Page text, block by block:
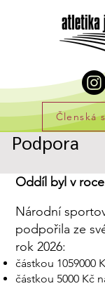
Členská
Podpora
Oddíl byl v
Národní
podpořila ze
rok 2026:
částkou 1059000
částkou 5000 Kč